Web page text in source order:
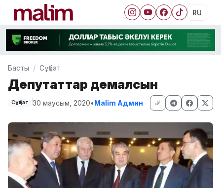
RU
Басты Сұқбат
Депутаттар демалсын
Сұқбат 30 маусым, 2020•Malim Админ